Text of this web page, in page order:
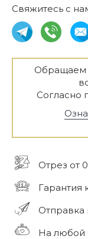
Свяжитесь с
Обращаем
Согласно
Отрез от
Гарантия
Отправка
На